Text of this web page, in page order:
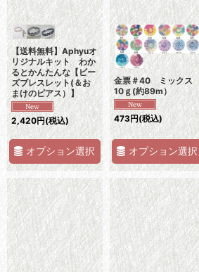
【送料無料】Aphyuオ
リジナルキット わか
るとかんたんな【ビー
ズブレスレット(＆お
まけのピアス）】
2,420円(税込)
オプション選択
金票＃40 ミックス
10ｇ(約89m）
473円(税込)
オプション選択